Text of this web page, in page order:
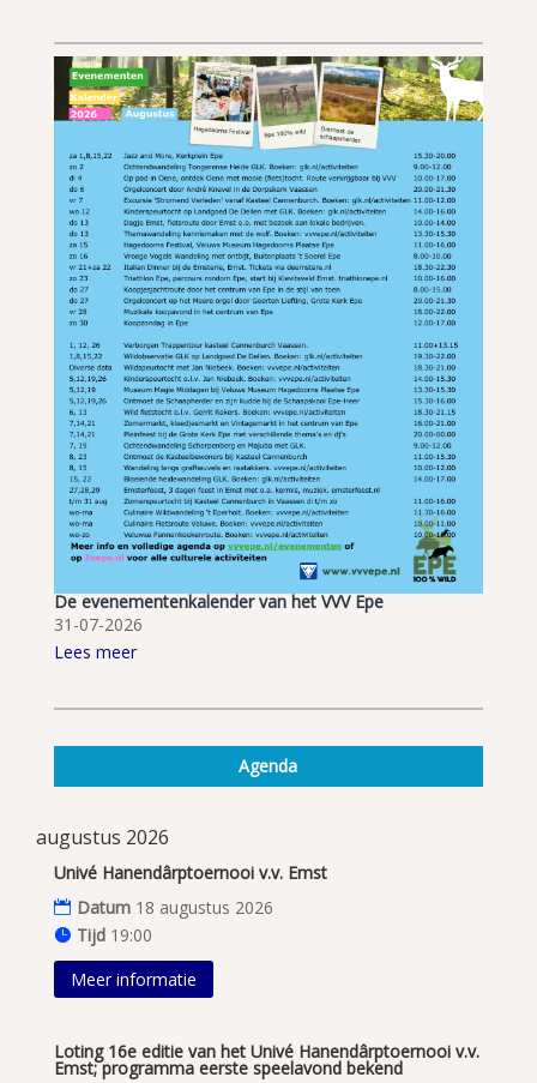
De evenementenkalender van het VVV Epe
31-07-2026
Lees meer
Agenda
augustus 2026
Univé Hanendârptoernooi v.v. Emst
Datum 18 augustus 2026
Tijd 19:00
Meer informatie
Loting 16e editie van het Univé Hanendârptoernooi v.v.
Emst; programma eerste speelavond bekend